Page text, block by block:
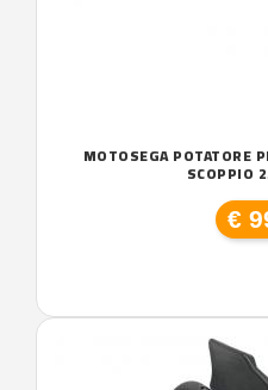
MOTOSEGA POTATORE
SCOPPIO
€